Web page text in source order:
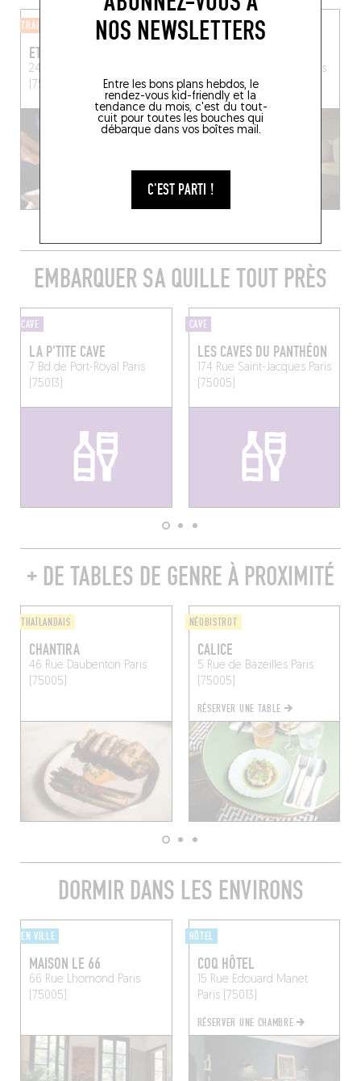
NOS NEWSLETTERS
Entre les bons plans hebdos, le
rendez-vous kid-friendly et la
tendance du mois, c'est du tout-
cuit pour toutes les bouches qui
débarque dans vos boîtes mail.
C'EST PARTI !
TRAITEUR
ETSI, LE TRAITEUR
241 Rue Saint-Jacques
(75005)
CRÈMERIE
Paris
(75005)
EMBARQUER SA QUILLE TOUT PRÈS
CAVE
LA P'TITE CAVE
7 Bd de Port-Royal
Paris
(75013)
CAVE
LES CAVES DU PANTHÉON
174 Rue Saint-JacquesParis
(75005)
+ DE TABLES DE GENRE À PROXIMITÉ
THAÏLANDAIS
CHANTIRA
46 Rue Daubenton Paris
(75005)
NÉOBISTROT
CALICE
5 Rue de BazeillesParis
(75005)
RÉSERVER UNE TABLE
DORMIR DANS LES ENVIRONS
EN VILLE
MAISON LE 66
66 Rue Lhomond Paris
(75005)
HÔTEL
COQ HÔTEL
15 Rue Edouard Manet
Paris (75013)
RÉSERVER UNE CHAMBRE